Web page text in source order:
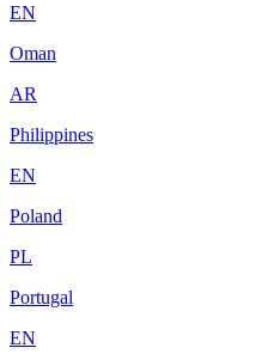
EN
Oman
AR
Philippines
EN
Poland
PL
Portugal
EN